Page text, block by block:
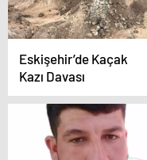
Eskişehir’de Kaçak
Kazı Davası